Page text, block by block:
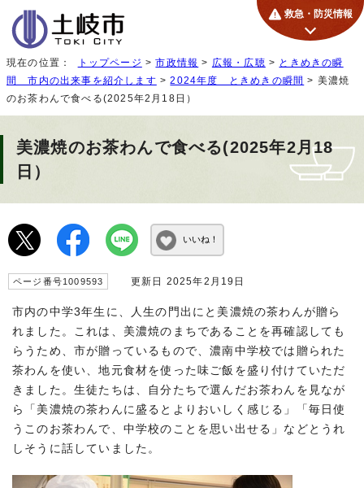
救急・防災情報
現在の位置： トップページ >市政情報 > 広報・広聴 > ときめきの瞬
間 市内の出来事を紹介します >2024年度 ときめきの瞬間 > 美濃焼
のお茶わんで食べる(2025年2月18日）
美濃焼のお茶わんで食べる(2025年2月18
日）
いいね！
ページ番号1009593 更新日 2025年2月19日
市内の中学3年生に、人生の門出にと美濃焼の茶わんが贈ら
れました。これは、美濃焼のまちであることを再確認しても
らうため、市が贈っているもので、濃南中学校では贈られた
茶わんを使い、地元食材を使った味ご飯を盛り付けていただ
きました。生徒たちは、自分たちで選んだお茶わんを見なが
ら「美濃焼の茶わんに盛るとよりおいしく感じる」「毎日使
うこのお茶わんで、中学校のことを思い出せる」などとうれ
しそうに話していました。